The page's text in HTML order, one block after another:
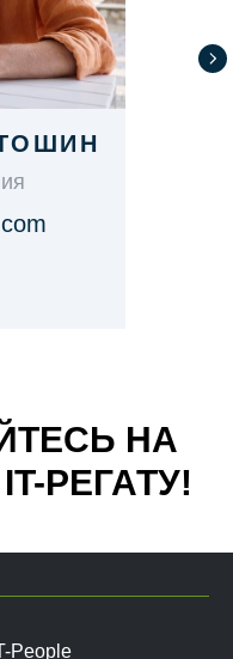
НА
РЕГАТУ!
People